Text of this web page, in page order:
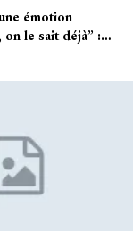
émotion
le sait déjà” :…